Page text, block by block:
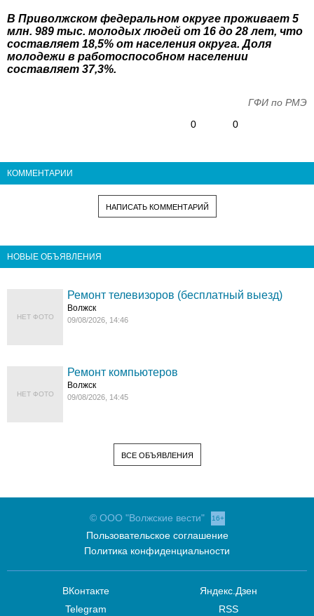
В Приволжском федеральном округе проживает 5
млн. 989 тыс. молодых людей от 16 до 28 лет, что
составляет 18,5% от населения округа. Доля
молодежи в работоспособном населении
составляет 37,3%.
ГФИ по РМЭ
0
0
КОММЕНТАРИИ
НАПИСАТЬ КОММЕНТАРИЙ
НОВЫЕ ОБЪЯВЛЕНИЯ
НЕТ ФОТО
Ремонт телевизоров (бесплатный выезд)
Волжск
09/08/2026, 14:46
НЕТ ФОТО
Ремонт компьютеров
Волжск
09/08/2026, 14:45
ВСЕ ОБЪЯВЛЕНИЯ
© ООО "Волжские вести" 16+
Пользовательское соглашение
Политика конфиденциальности
ВКонтакте
Telegram
Яндекс.Дзен
RSS